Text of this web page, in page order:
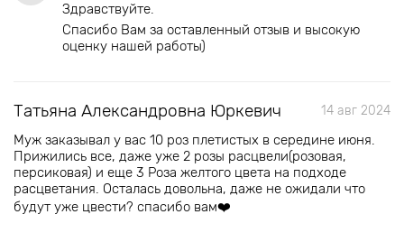
Здравствуйте.
Спасибо Вам за оставленный отзыв и высокую
оценку нашей работы)
Татьяна Александровна Юркевич 14 авг 2024
Муж заказывал у вас 10 роз плетистых в середине июня.
Прижились все, даже уже 2 розы расцвели(розовая,
персиковая) и еще 3 Роза желтого цвета на подходе
расцветания. Осталась довольна, даже не ожидали что
будут уже цвести? спасибо вам❤️